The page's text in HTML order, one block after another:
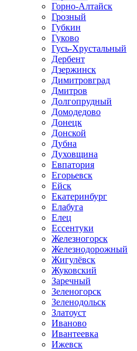
Горно-Алтайск
Грозный
Губкин
Гуково
Гусь-Хрустальный
Дербент
Дзержинск
Димитровград
Дмитров
Долгопрудный
Домодедово
Донецк
Донской
Дубна
Духовщина
Евпатория
Егорьевск
Ейск
Екатеринбург
Елабуга
Елец
Ессентуки
Железногорск
Железнодорожный
Жигулёвск
Жуковский
Заречный
Зеленогорск
Зеленодольск
Златоуст
Иваново
Ивантеевка
Ижевск